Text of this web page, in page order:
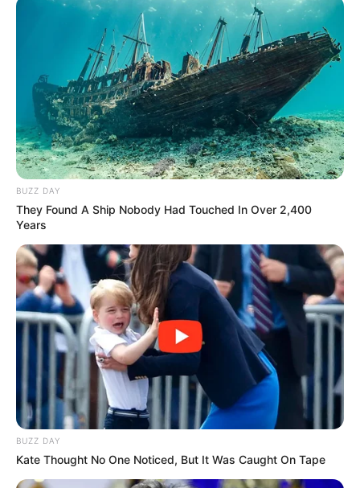
BUZZ DAY
They Found A Ship Nobody Had Touched In Over 2,400
Years
BUZZ DAY
Kate Thought No One Noticed, But It Was Caught On Tape